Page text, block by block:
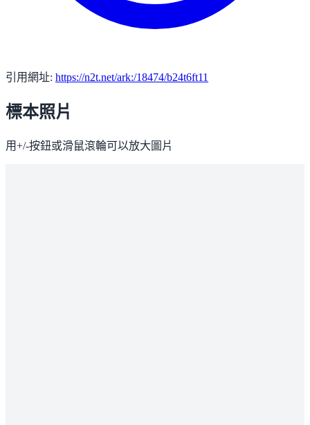
引用網址: https://n2t.net/ark:/18474/b24t6ft11
標本照片
用+/-按鈕或滑鼠滾輪可以放大圖片